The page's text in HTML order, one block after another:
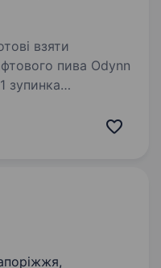
взяти
зупинка
на лівому